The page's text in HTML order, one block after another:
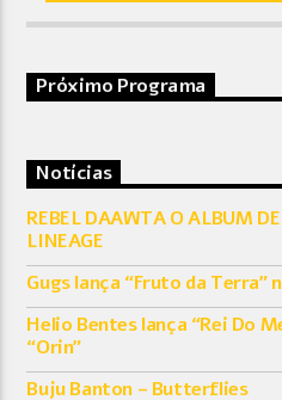
Próximo Programa
Notícias
REBEL DAAWTA O ALBUM
LINEAGE
Gugs lança “Fruto da Terra”
Helio Bentes lança “Rei Do
“Orin”
Buju Banton – Butterflies